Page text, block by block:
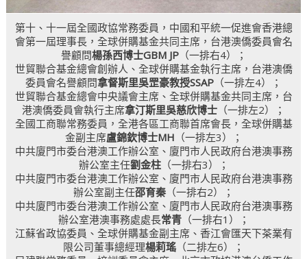
第十、十一屆全國政協常務委員，中國和平統一促進會香港總
會第一屆理事長，全球併購基金共同主席，台港澳僑委員會名
譽顧問楊孫西博士GBM JP（一排右4）；
世貿聯合基金總會創辦人、全球併購基金執行主席，台港澳僑
委員會名譽顧問拿督斯里吳罡豪教授SSAP （一排左4）；
世貿聯合基金總會中央議會主席、全球併購基金共同主席，台
港澳僑委員會執行主席拿汀斯里吳慈欣博士 （一排左2）；
全國工商聯常務委員，全港各區工商聯首席會長，全球併購基
金副主席盧錦欽博士MH （一排左3）；
中共廈門市委台港澳工作辦公室、廈門市人民政府台港澳事務
辦公室主任劉金柱（一排右3）；
中共廈門市委台港澳工作辦公室、廈門市人民政府台港澳事務
辦公室副主任邵育秦（一排右2）；
中共廈門市委台港澳工作辦公室、廈門市人民政府台港澳事務
辦公室港澳事務處處長常青（一排右1）；
江蘇省政協委員、全球併購基金副主席、香江會匯天下茶業有
限公司董事總經理楊莉瑤 （二排左6）；